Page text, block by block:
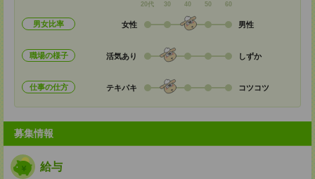
20代 30 40 50 60
男女比率 女性 男性
職場の様子 活気あり しずか
仕事の仕方 テキパキ コツコツ
募集情報
給与